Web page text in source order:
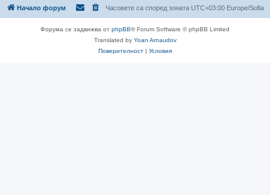
Начало форум Часовете са според зоната UTC+03:00 Europe/Sofia
Форума се задвижва от phpBB® Forum Software © phpBB Limited
Translated by Yoan Arnaudov
Поверителност | Условия